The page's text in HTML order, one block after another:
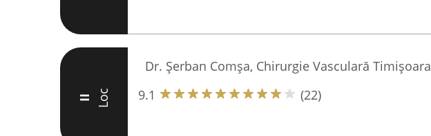
II Loc
Dr. Șerban Comșa, Chirurgie Vasculară Timișoara
9.1
(22)